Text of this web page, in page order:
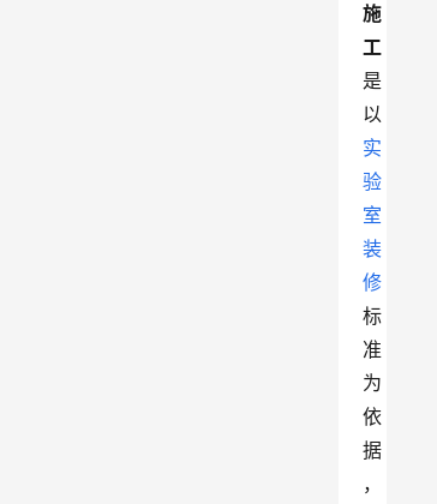
施
工
是
以
实
验
室
装
修
标
准
为
依
据
，